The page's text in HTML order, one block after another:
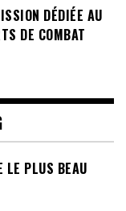
DÉDIÉE AU
DE COMBAT
PLUS BEAU